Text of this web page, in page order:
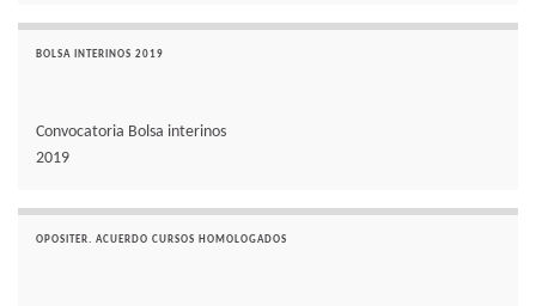
BOLSA INTERINOS 2019
Convocatoria Bolsa interinos
2019
OPOSITER. ACUERDO CURSOS HOMOLOGADOS